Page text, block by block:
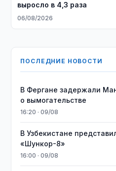
выросло в 4,3 раза
06/08/2026
ПОСЛЕДНИЕ НОВОСТИ
В Фергане задержали
о вымогательстве
16:20 · 09/08
В Узбекистане
«Шункор-8»
16:00 · 09/08